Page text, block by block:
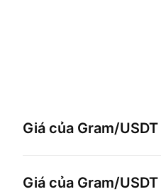
Giá của Gram/USDT
Giá của Gram/USDT